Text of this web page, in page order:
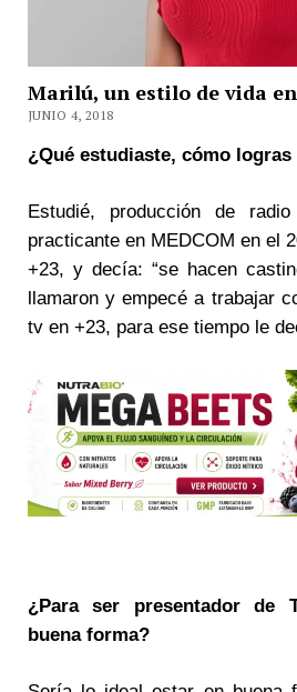
Marilú, un estilo de vida
JUNIO 4, 2018
¿Qué estudiaste, cómo
Estudié, producción de
practicante en MEDCOM en el
+23, y decía: “se hacen
llamaron y empecé a trabajar
tv en +23, para ese tiempo le
¿Para ser presentador de
buena forma?